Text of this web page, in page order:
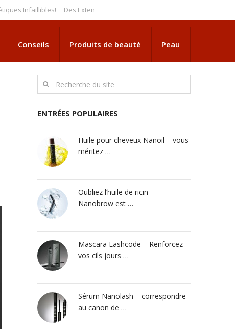
Des Extensions de Cils à Appliquer Soi-Même à la Maison?
Conseils Produits de beauté Peau
ENTRÉES POPULAIRES
Huile pour cheveux Nanoil – vous
méritez …
Oubliez l’huile de ricin –
Nanobrow est …
Mascara Lashcode – Renforcez
vos cils jours …
Sérum Nanolash – correspondre
au canon de …